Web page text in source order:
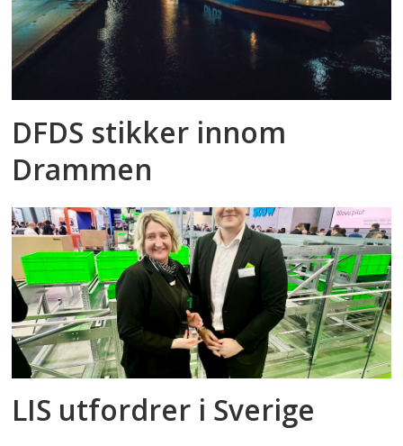
DFDS stikker innom
Drammen
LIS utfordrer i Sverige